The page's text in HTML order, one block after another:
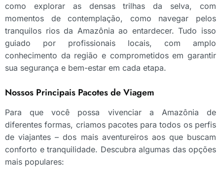
como explorar as densas trilhas da selva, com
momentos de contemplação, como navegar pelos
tranquilos rios da Amazônia ao entardecer. Tudo isso
guiado por profissionais locais, com amplo
conhecimento da região e comprometidos em garantir
sua segurança e bem-estar em cada etapa.
Nossos Principais Pacotes de Viagem
Para que você possa vivenciar a Amazônia de
diferentes formas, criamos pacotes para todos os perfis
de viajantes – dos mais aventureiros aos que buscam
conforto e tranquilidade. Descubra algumas das opções
mais populares: